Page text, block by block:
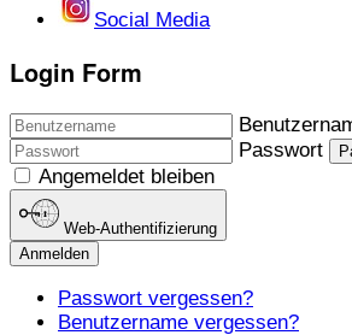
Social Media
Login Form
Passwort
Angemeldet bleiben
Web-Authentifizierung
Anmelden
Passwort vergessen?
Benutzername vergessen?